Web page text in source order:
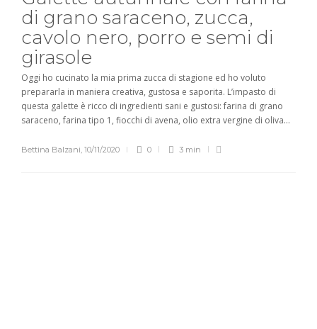
di grano saraceno, zucca,
cavolo nero, porro e semi di
girasole
Oggi ho cucinato la mia prima zucca di stagione ed ho voluto
prepararla in maniera creativa, gustosa e saporita. L’impasto di
questa galette è ricco di ingredienti sani e gustosi: farina di grano
saraceno, farina tipo 1, fiocchi di avena, olio extra vergine di oliva...
Bettina Balzani, 10/11/2020 0 3 min